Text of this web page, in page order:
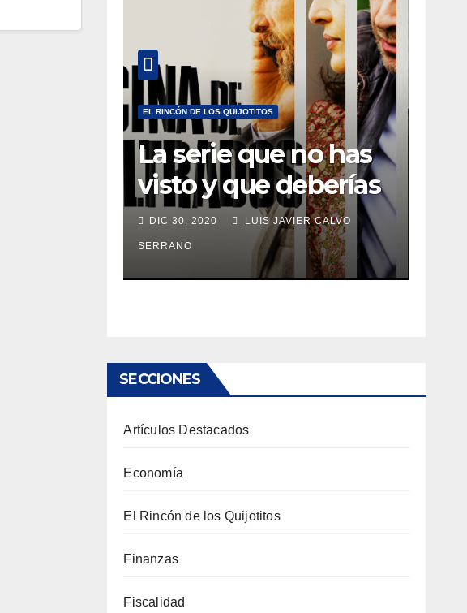
EL RINCÓN DE LOS QUIJOTITOS
La serie que no has
visto y que deberías
estar viendo
DIC 30, 2020 LUIS JAVIER CALVO
SERRANO
SECCIONES
Artículos Destacados
Economía
El Rincón de los Quijotitos
Finanzas
Fiscalidad